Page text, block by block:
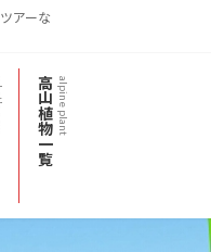
アーな
高山植物一覧alpine plant